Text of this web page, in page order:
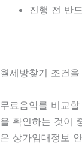
진행 전 반
월세방찾기 조건
무료음악를 비교
을 확인하는 것이
은 상가임대정보